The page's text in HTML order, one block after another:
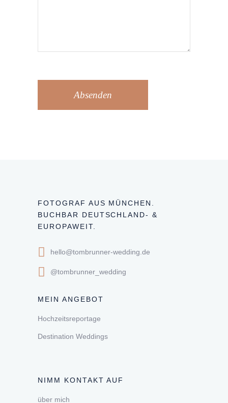
Absenden
FOTOGRAF AUS MÜNCHEN.
BUCHBAR DEUTSCHLAND- &
EUROPAWEIT.
hello@tombrunner-wedding.de
@tombrunner_wedding
MEIN ANGEBOT
Hochzeitsreportage
Destination Weddings
NIMM KONTAKT AUF
über mich